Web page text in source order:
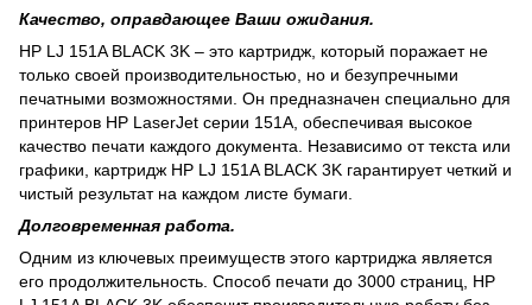
Качество, оправдающее Ваши ожидания.
HP LJ 151A BLACK 3K – это картридж, который поражает не
только своей производительностью, но и безупречными
печатными возможностями. Он предназначен специально для
принтеров HP LaserJet серии 151A, обеспечивая высокое
качество печати каждого документа. Независимо от текста или
графики, картридж HP LJ 151A BLACK 3K гарантирует четкий и
чистый результат на каждом листе бумаги.
Долговременная работа.
Одним из ключевых преимуществ этого картриджа является
его продолжительность. Способ печати до 3000 страниц, HP